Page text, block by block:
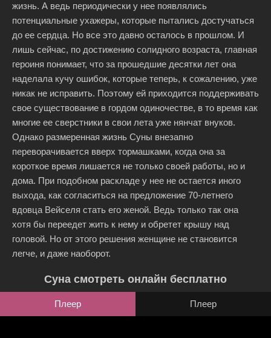
жизнь. А ведь периодически у нее появлялись
потенциальные ухажеры, которые пытались достучаться
до ее сердца. Но все это давно осталось в прошлом. И
лишь сейчас, по достижению солидного возраста, главная
героиня понимает, что за прошедшие десятки лет она
наделала кучу ошибок, которые теперь, к сожалению, уже
никак не исправить. Поэтому ей приходится поддерживать
свое существование в гордом одиночестве, в то время как
многие ее сверстники в свои лета уже нянчат внуков.
Однако размеренная жизнь Суны внезапно
переворачивается вверх тормашками, когда она за
короткое время лишается не только своей работы, но и
дома. При подобном раскладе у нее не остается иного
выхода, как согласиться на предложение 70-летнего
вдовца Вейселя стать его женой. Ведь только так она
хотя бы переедет жить к нему и обретет крышу над
головой. Но от этого решения женщине не становится
легче, и даже наоборот.
Суна смотреть онлайн бесплатно
Плеер Плеер